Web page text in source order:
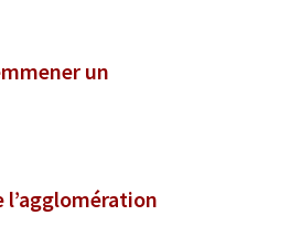
un
l’agglomération